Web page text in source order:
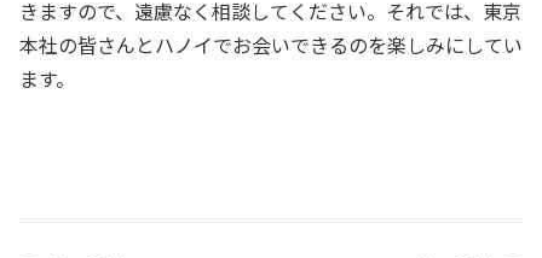
きますので、遠慮なく相談してください。それでは、東京
本社の皆さんとハノイでお会いできるのを楽しみにしてい
ます。